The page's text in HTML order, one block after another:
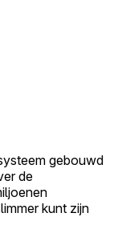
gebouwd
de
kunt zijn